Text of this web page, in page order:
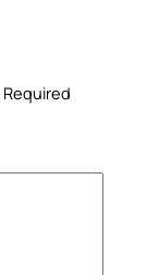
Required